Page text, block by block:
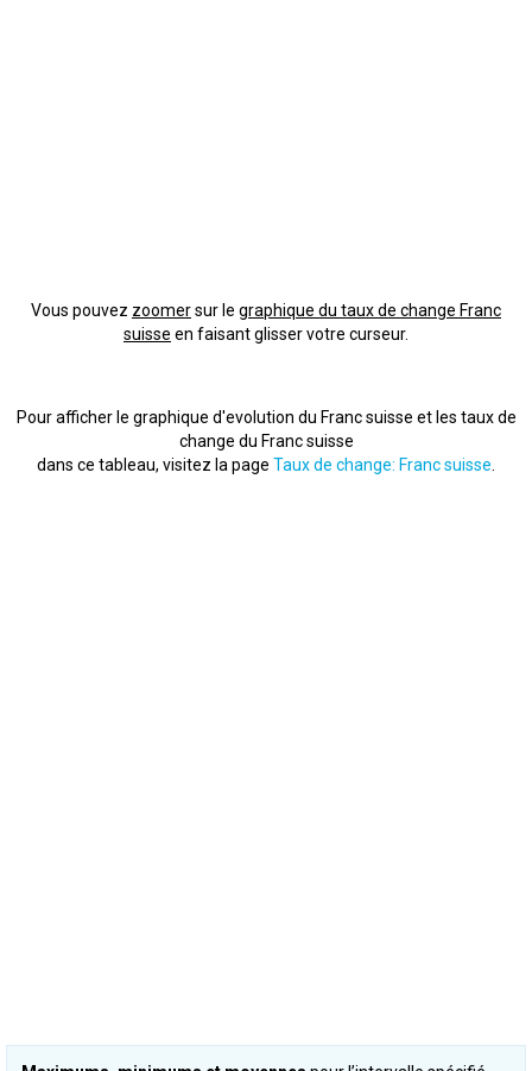
Vous pouvez zoomersur le graphique du taux de change Franc
suisse en faisant glisser votre curseur.
Pour afficher le graphique d'evolution du Franc suisse et les taux de
change du Franc suisse
dans ce tableau, visitez la page Taux de change: Franc suisse